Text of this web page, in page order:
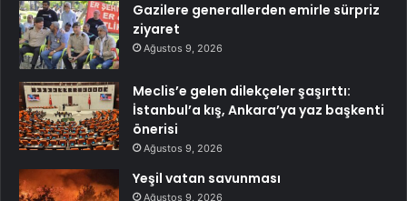
Gazilere generallerden emirle sürpriz
ziyaret
Ağustos 9, 2026
Meclis’e gelen dilekçeler şaşırttı:
İstanbul’a kış, Ankara’ya yaz başkenti
önerisi
Ağustos 9, 2026
Yeşil vatan savunması
Ağustos 9, 2026